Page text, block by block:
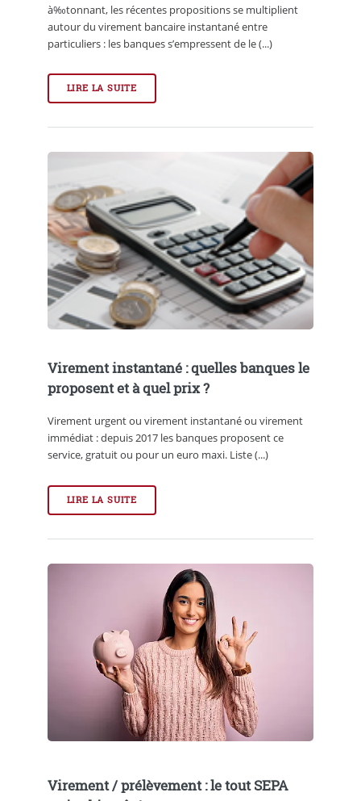
à‰tonnant, les récentes propositions se multiplient
autour du virement bancaire instantané entre
particuliers : les banques s’empressent de le (...)
LIRE LA SUITE
Virement instantané : quelles banques le
proposent et à quel prix ?
Virement urgent ou virement instantané ou virement
immédiat : depuis 2017 les banques proposent ce
service, gratuit ou pour un euro maxi. Liste (...)
LIRE LA SUITE
Virement / prélèvement : le tout SEPA